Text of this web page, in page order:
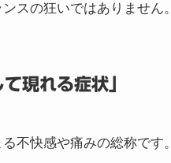
スの狂いではありません。
現れる症状」
不快感や痛みの総称です。